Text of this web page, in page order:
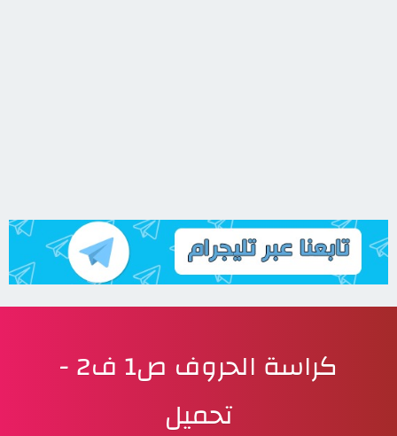
كراسة الحروف ص1 ف2 -
تحميل